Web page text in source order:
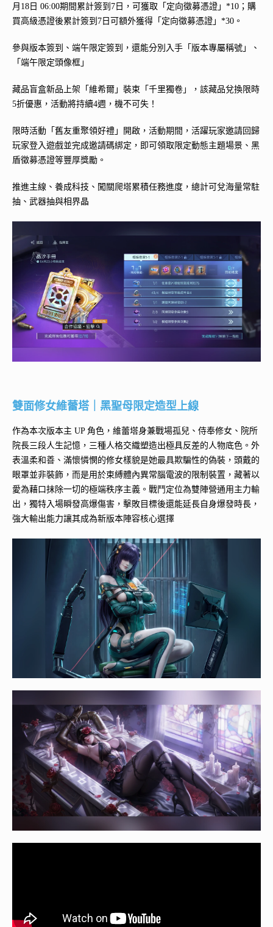
月18日 06:00期間累計簽到7日，可獲取「定向徵募憑證」*10；購
買高級憑證後累計簽到7日可額外獲得「定向徵募憑證」*30。
參與版本簽到、端午限定簽到，還能分別入手「版本專屬稱號」、
「端午限定頭像框」
藏品盲盒新品上架「維希爾」裝束「千里獨卷」，該藏品兌換限時
5折優惠，活動將持續4週，機不可失！
限時活動「舊友重聚領好禮」開啟，活動期間，活躍玩家邀請回歸
玩家登入遊戲並完成邀請碼綁定，即可領取限定動態主題場景、黑
盾徵募憑證等豐厚獎勵。
推進主線、養成科技、闖關爬塔累積任務進度，總計可兌海量常駐
抽、武器抽與相界晶
雙面修女維蕾塔｜黑聖母限定造型上線
作為本次版本主 UP 角色，維蕾塔身兼戰場孤兒、侍奉修女、院所
院長三段人生記憶，三種人格交織塑造出極具反差的人物底色。外
表溫柔和善、滿懷憐憫的修女樣貌是她最具欺騙性的偽裝，頭戴的
眼罩並非裝飾，而是用於束縛體內異常腦電波的限制裝置，藏著以
愛為藉口抹除一切的極端秩序主義。戰鬥定位為雙陣營通用主力輸
出，獨特入場瞬發高爆傷害，擊敗目標後還能延長自身爆發時長，
強大輸出能力讓其成為新版本陣容核心選擇